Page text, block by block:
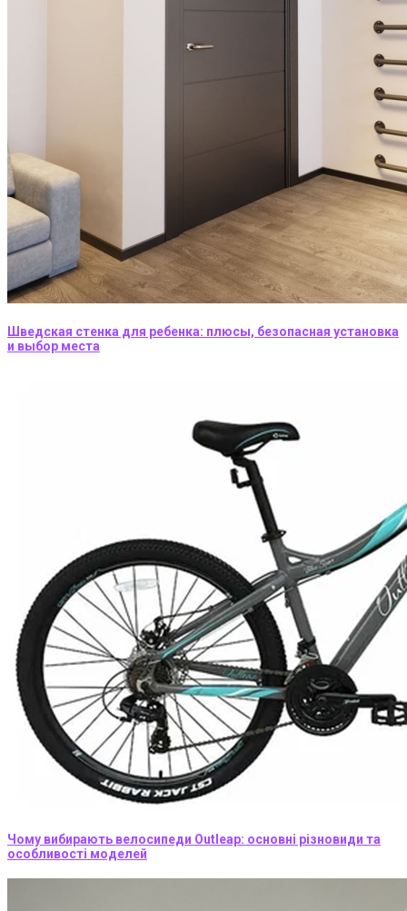
Шведская стенка для ребенка: плюсы, безопасная установка
и выбор места
Чому вибирають велосипеди Outleap: основні різновиди та
особливості моделей